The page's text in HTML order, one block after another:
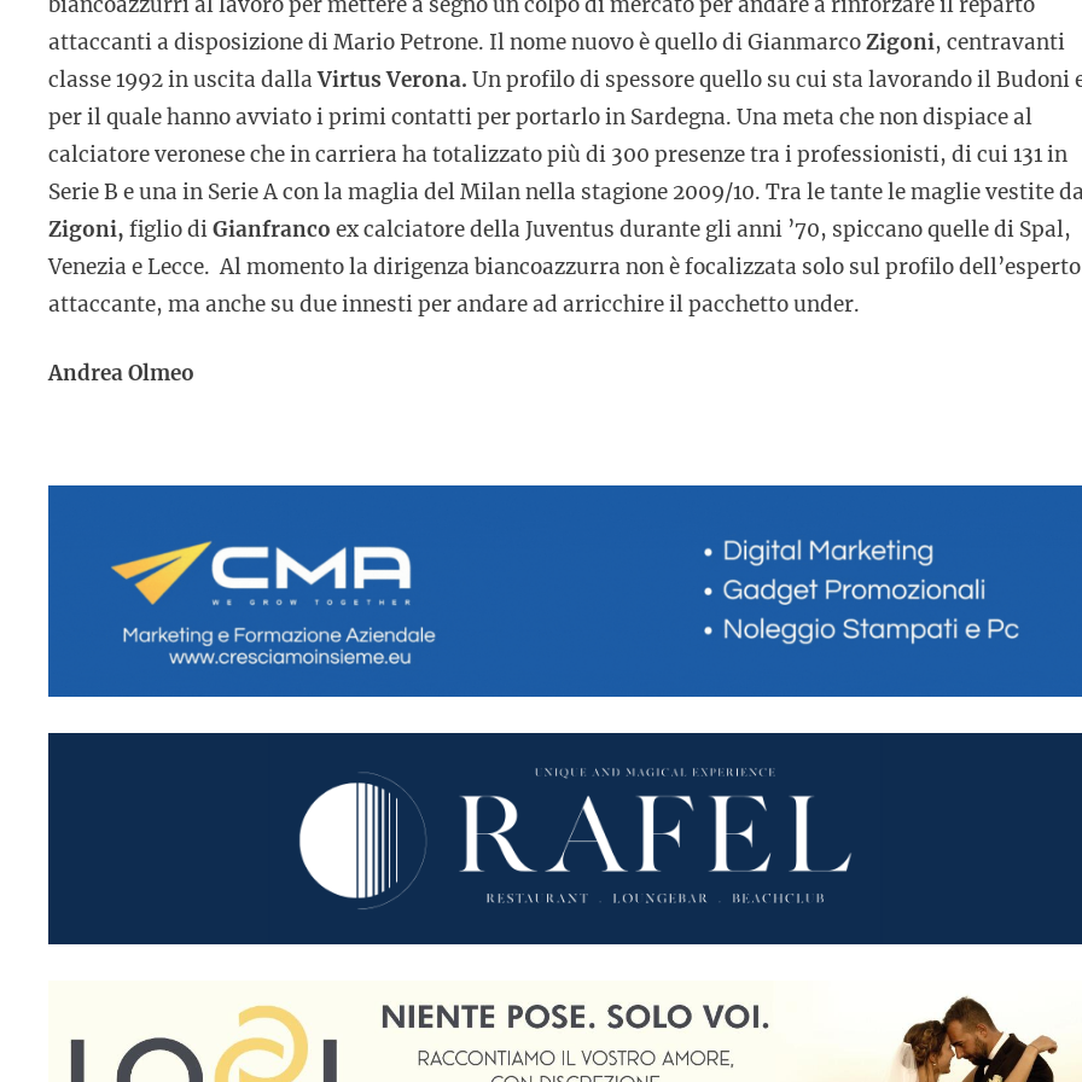
biancoazzurri al lavoro per mettere a segno un colpo di mercato per andare a rinforzare il reparto
attaccanti a disposizione di Mario Petrone. Il nome nuovo è quello di GianmarcoZigoni, centravanti
classe 1992 in uscita dallaVirtus Verona. Un profilo di spessore quello su cui sta lavorando il Budoni
per il quale hanno avviato i primi contatti per portarlo in Sardegna. Una meta che non dispiace al
calciatore veronese che in carriera ha totalizzato più di 300 presenze tra i professionisti, di cui 131 in
Serie B e una in Serie A con la maglia del Milan nella stagione 2009/10. Tra le tante le maglie vestite
Zigoni, figlio diGianfranco ex calciatore della Juventus durante gli anni ’70, spiccano quelle di Spal,
Venezia e Lecce. Al momento la dirigenza biancoazzurra non è focalizzata solo sul profilo dell’esperto
attaccante, ma anche su due innesti per andare ad arricchire il pacchetto under.
Andrea Olmeo